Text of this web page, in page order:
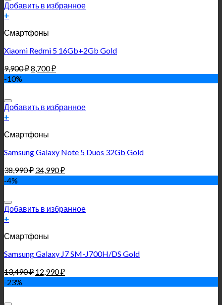
Добавить в избранное
+
Смартфоны
Xiaomi Redmi 5 16Gb+2Gb Gold
9,900₽8,700₽
-10%
Добавить в избранное
+
Смартфоны
Samsung Galaxy Note 5 Duos 32Gb Gold
38,990₽ 34,990₽
-4%
Добавить в избранное
+
Смартфоны
Samsung Galaxy J7 SM-J700H/DS Gold
13,490₽ 12,990₽
-23%